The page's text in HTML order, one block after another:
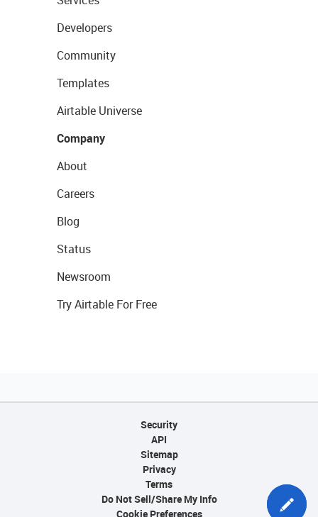
Developers
Community
Templates
Airtable Universe
Company
About
Careers
Blog
Status
Newsroom
Try Airtable For Free
Security
API
Sitemap
Privacy
Terms
Do Not Sell/Share My Info
Cookie Preferences